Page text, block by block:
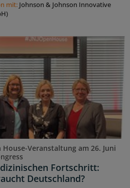
mit: Johnson & Johnson Innovative
House-Veranstaltung am 26. Juni
Fortschritt:
Deutschland?